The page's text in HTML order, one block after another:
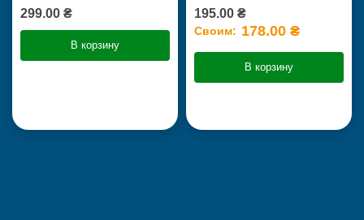
299.00 ₴
В корзину
195.00 ₴
Своим: 178.00 ₴
В корзину